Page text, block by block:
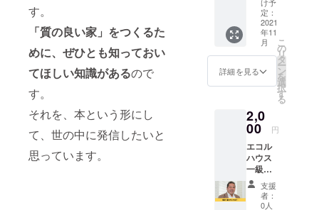
す。
「質の良い家」をつくるた
めに、ぜひとも知っておい
てほしい知識があるので
す。
それを、本という形にし
て、世の中に発信したいと
思っています。
てマンショ
ンの大規模
だった。
地価の高い
地域のニー
ズに合わ
ず、温熱環
境のバリア
フリー（部
屋間
での温度差
送料込
みのお
値段で
す。
とを何
でも相
談でき
る権利
です。
オンラ
インに
て開催
ます。
相談時
間は30
分間と
なりま
す。 ※
日時は
メール
にて打
定：
2021
年11
月
詳細を見る
こ
の
リ
タ
ー
ン
を
選
択
す
る
2,0
00 円
エコル
ハウス
一級建
築士事
務所の
杉崎茂
支援
者：
0人